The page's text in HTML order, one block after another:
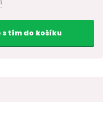
s tímdo košíku